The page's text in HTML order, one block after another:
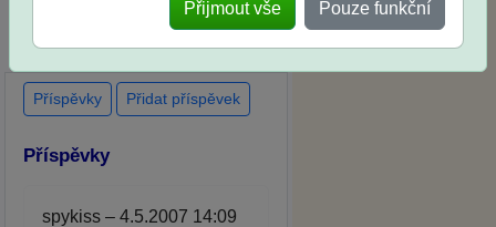
po skutečných přijímacích
zkouškách
Přijmout vše Pouze funkční
Příspěvky Přidat příspěvek
Příspěvky
spykiss – 4.5.2007 14:09